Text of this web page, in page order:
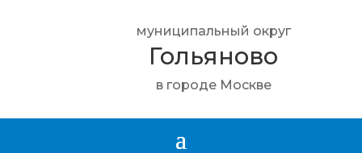
муниципальный округ
Гольяново
в городе Москве